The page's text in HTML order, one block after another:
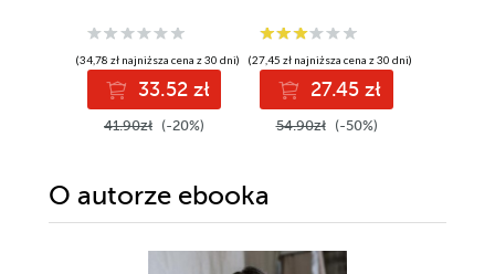
(34,78 zł najniższa cena z 30 dni)
33.52 zł
41.90zł (-20%)
(27,45 zł najniższa cena z 30 dni)
27.45 zł
54.90zł (-50%)
O autorze ebooka